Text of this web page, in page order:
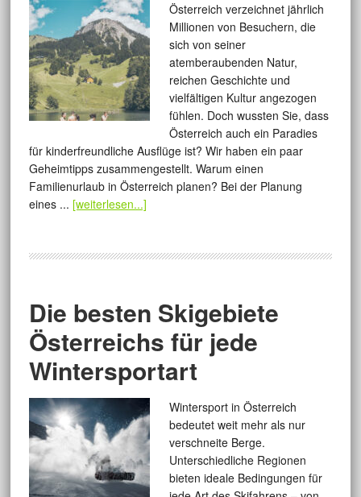
Österreich verzeichnet jährlich
Millionen von Besuchern, die
sich von seiner
atemberaubenden Natur,
reichen Geschichte und
vielfältigen Kultur angezogen
fühlen. Doch wussten Sie, dass
Österreich auch ein Paradies
für kinderfreundliche Ausflüge ist? Wir haben ein paar
Geheimtipps zusammengestellt. Warum einen
Familienurlaub in Österreich planen? Bei der Planung
eines ... [weiterlesen...]
Die besten Skigebiete
Österreichs für jede
Wintersportart
Wintersport in Österreich
bedeutet weit mehr als nur
verschneite Berge.
Unterschiedliche Regionen
bieten ideale Bedingungen für